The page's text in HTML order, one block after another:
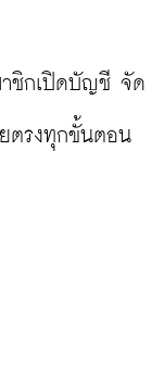
าชิกเปิดบัญชี จัด
ตรงทุกขั้นตอน